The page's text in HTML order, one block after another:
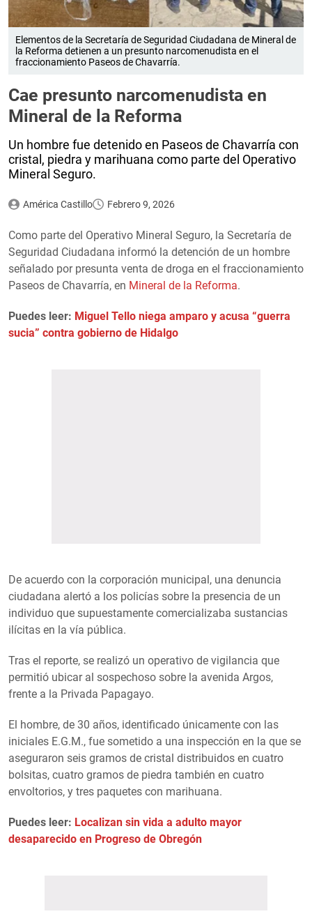
Elementos de la Secretaría de Seguridad Ciudadana de Mineral de
la Reforma detienen a un presunto narcomenudista en el
fraccionamiento Paseos de Chavarría.
Cae presunto narcomenudista en
Mineral de la Reforma
Un hombre fue detenido en Paseos de Chavarría con
cristal, piedra y marihuana como parte del Operativo
Mineral Seguro.
América Castillo Febrero 9, 2026
Como parte del Operativo Mineral Seguro, la Secretaría de
Seguridad Ciudadana informó la detención de un hombre
señalado por presunta venta de droga en el fraccionamiento
Paseos de Chavarría, en Mineral de la Reforma.
Puedes leer: Miguel Tello niega amparo y acusa “guerra
sucia” contra gobierno de Hidalgo
De acuerdo con la corporación municipal, una denuncia
ciudadana alertó a los policías sobre la presencia de un
individuo que supuestamente comercializaba sustancias
ilícitas en la vía pública.
Tras el reporte, se realizó un operativo de vigilancia que
permitió ubicar al sospechoso sobre la avenida Argos,
frente a la Privada Papagayo.
El hombre, de 30 años, identificado únicamente con las
iniciales E.G.M., fue sometido a una inspección en la que se
aseguraron seis gramos de cristal distribuidos en cuatro
bolsitas, cuatro gramos de piedra también en cuatro
envoltorios, y tres paquetes con marihuana.
Puedes leer: Localizan sin vida a adulto mayor
desaparecido en Progreso de Obregón